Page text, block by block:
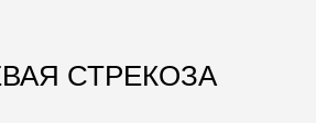
СТРЕКОЗА